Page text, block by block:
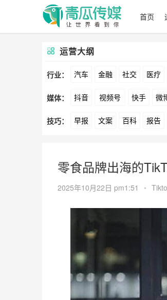
首页
运营大纲
行业： 汽车 金融 社交 医疗
文娱 跨境 科技 广告
媒体： 抖音 视频号 快手 微
爱奇艺 美柚 美图 最右
技巧： 早报 文案 百科 报告
零食品牌出海的
2025年10月22日 pm1:51 •